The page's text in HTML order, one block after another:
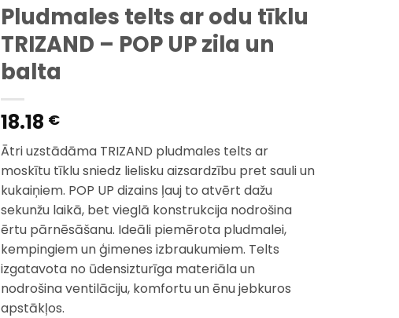
Pludmales telts ar odu tīklu
TRIZAND – POP UP zila un
balta
18.18 €
Ātri uzstādāma TRIZAND pludmales telts ar
moskītu tīklu sniedz lielisku aizsardzību pret sauli un
kukaiņiem. POP UP dizains ļauj to atvērt dažu
sekunžu laikā, bet vieglā konstrukcija nodrošina
ērtu pārnēsāšanu. Ideāli piemērota pludmalei,
kempingiem un ģimenes izbraukumiem. Telts
izgatavota no ūdensizturīga materiāla un
nodrošina ventilāciju, komfortu un ēnu jebkuros
apstākļos.